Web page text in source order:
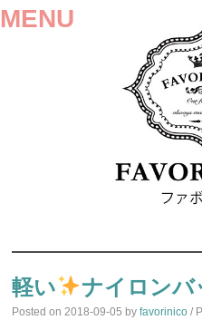
MENU
TO
CONTENT
軽い ナイロンバ
Posted on2018-09-05 byfavorinico /